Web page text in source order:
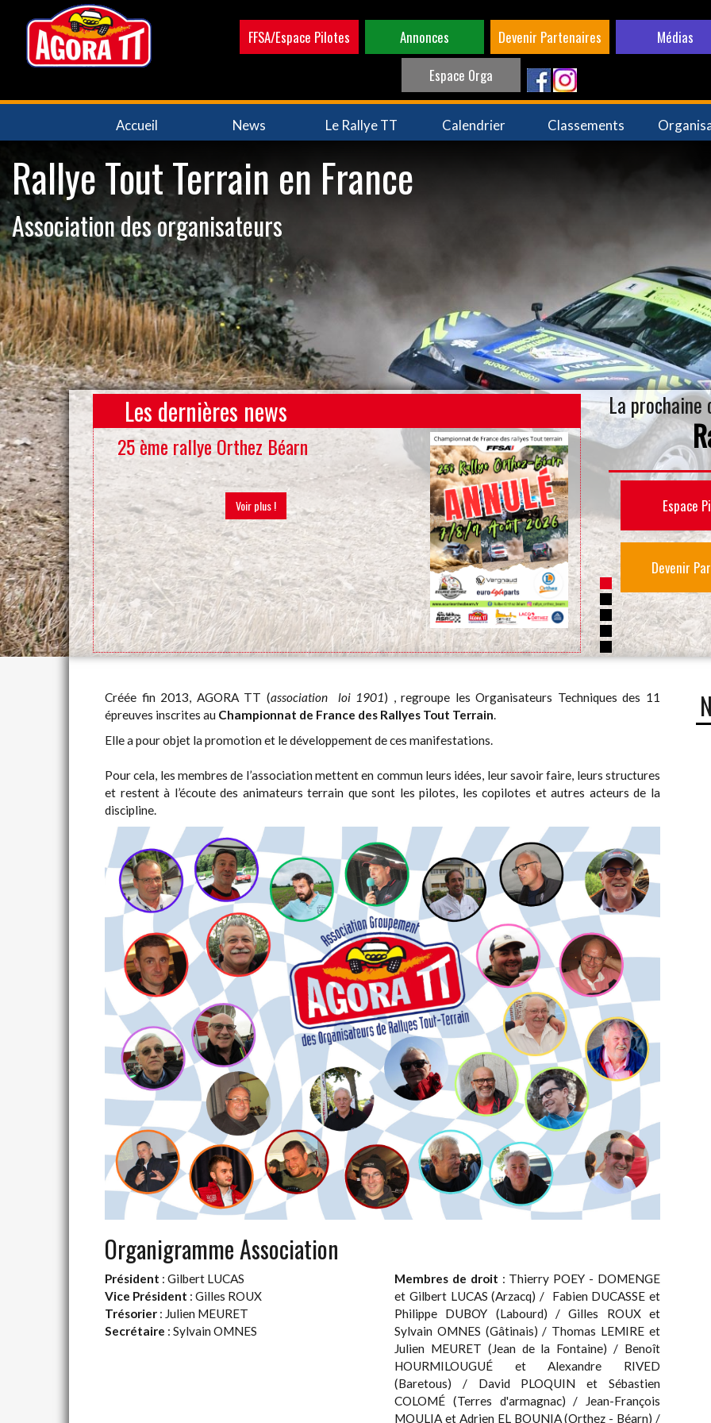
contenu
principal
FFSA/Espace Pilotes Annonces Devenir Partenaires
Médias
Espace Orga
Navigation
principale
Accueil News Le Rallye TT Calendrier Classements
Rallye Tout Terrain en France
Association des organisateurs
Les dernières news
25 ème rallye Orthez Béarn
Voir plus !
20 ème rallye
La prochaine
Espace
Devenir
Créée fin 2013, AGORA TT (association loi 1901) , regroupe les Organisateurs Techniques des 11
épreuves inscrites au Championnat de France des Rallyes Tout Terrain.
Elle a pour objet la promotion et le développement de ces manifestations.
Pour cela, les membres de l’association mettent en commun leurs idées, leur savoir faire, leurs structures
et restent à l’écoute des animateurs terrain que sont les pilotes, les copilotes et autres acteurs de la
discipline.
Organigramme Association
Président : Gilbert LUCAS
Vice Président : Gilles ROUX
Trésorier : Julien MEURET
Secrétaire : Sylvain OMNES
Membres de droit : Thierry POEY - DOMENGE
et Gilbert LUCAS (Arzacq) / Fabien DUCASSE et
Philippe DUBOY (Labourd) / Gilles ROUX et
Sylvain OMNES (Gâtinais) / Thomas LEMIRE et
Julien MEURET (Jean de la Fontaine) / Benoît
HOURMILOUGUÉ et Alexandre RIVED
(Baretous) / David PLOQUIN et Sébastien
COLOMÉ (Terres d'armagnac) / Jean-François
MOULIA et Adrien EL BOUNIA (Orthez - Béarn) /